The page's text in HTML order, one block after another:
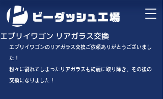
エブリイワゴン リアガラス交換
エブリイワゴンのリアガラス交換ご依頼ありがとうございまし
た！
粉々に割れてしまったリアガラスも綺麗に取り除き、その後の
交換になりました！